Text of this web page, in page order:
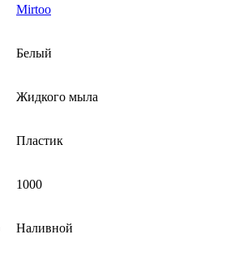
Mirtoo
Белый
Жидкого мыла
Пластик
1000
Наливной